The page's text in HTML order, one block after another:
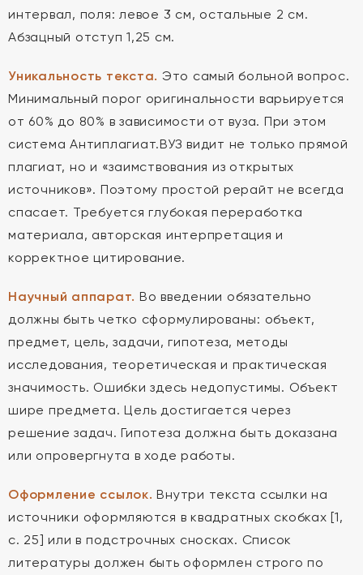
интервал, поля: левое 3 см, остальные 2 см.
Абзацный отступ 1,25 см.
Уникальность текста. Это самый больной вопрос.
Минимальный порог оригинальности варьируется
от 60% до 80% в зависимости от вуза. При этом
система Антиплагиат.ВУЗ видит не только прямой
плагиат, но и «заимствования из открытых
источников». Поэтому простой рерайт не всегда
спасает. Требуется глубокая переработка
материала, авторская интерпретация и
корректное цитирование.
Научный аппарат. Во введении обязательно
должны быть четко сформулированы: объект,
предмет, цель, задачи, гипотеза, методы
исследования, теоретическая и практическая
значимость. Ошибки здесь недопустимы. Объект
шире предмета. Цель достигается через
решение задач. Гипотеза должна быть доказана
или опровергнута в ходе работы.
Оформление ссылок. Внутри текста ссылки на
источники оформляются в квадратных скобках [1,
с. 25] или в подстрочных сносках. Список
литературы должен быть оформлен строго по